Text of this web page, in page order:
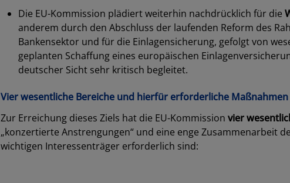
Die EU-Kommission plädiert weiterhin nachdrücklich für die
anderem durch den Abschluss der laufenden Reform des
Bankensektor und für die Einlagensicherung, gefolgt von
geplanten Schaffung eines europäischen
deutscher Sicht sehr kritisch begleitet.
Vier wesentliche Bereiche und hierfür erforderliche Maßnahmen
Zur Erreichung dieses Ziels hat die EU-Kommission vier
„konzertierte Anstrengungen“ und eine enge Zusammenarbeit
wichtigen Interessenträger erforderlich sind: